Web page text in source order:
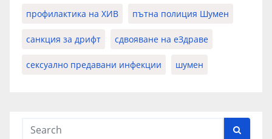
профилактика на ХИВ пътна полиция Шумен
санкция за дрифт сдвояване на еЗдраве
сексуално предавани инфекции шумен